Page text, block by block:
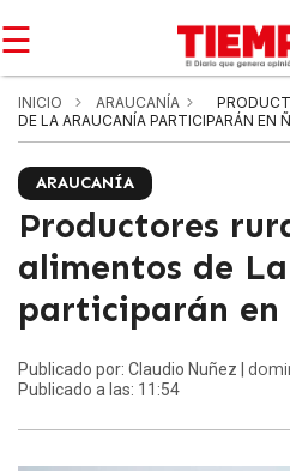
☰
INICIO ARAUCANÍA
DE LA ARAUCANÍA PARTICIPARÁN EN
ARAUCANÍA
Productores
alimentos de
participarán en
Publicado por: Claudio Nuñez |
Publicado a las: 11:54